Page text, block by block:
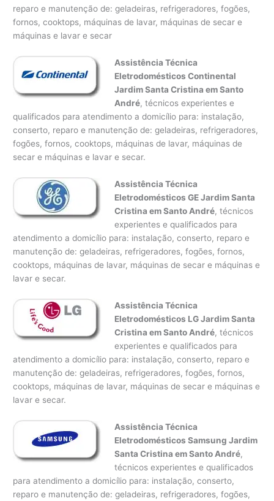
reparo e manutenção de: geladeiras, refrigeradores, fogões,
fornos, cooktops, máquinas de lavar, máquinas de secar e
máquinas e lavar e secar
Assistência Técnica
Eletrodomésticos Continental
Jardim Santa Cristina em Santo
André, técnicos experientes e
qualificados para atendimento a domicílio para: instalação,
conserto, reparo e manutenção de: geladeiras, refrigeradores,
fogões, fornos, cooktops, máquinas de lavar, máquinas de
secar e máquinas e lavar e secar.
Assistência Técnica
Eletrodomésticos GE Jardim Santa
Cristina em Santo André, técnicos
experientes e qualificados para
atendimento a domicílio para: instalação, conserto, reparo e
manutenção de: geladeiras, refrigeradores, fogões, fornos,
cooktops, máquinas de lavar, máquinas de secar e máquinas e
lavar e secar.
Assistência Técnica
Eletrodomésticos LG Jardim Santa
Cristina em Santo André, técnicos
experientes e qualificados para
atendimento a domicílio para: instalação, conserto, reparo e
manutenção de: geladeiras, refrigeradores, fogões, fornos,
cooktops, máquinas de lavar, máquinas de secar e máquinas e
lavar e secar.
Assistência Técnica
Eletrodomésticos Samsung Jardim
Santa Cristina em Santo André,
técnicos experientes e qualificados
para atendimento a domicílio para: instalação, conserto,
reparo e manutenção de: geladeiras, refrigeradores, fogões,